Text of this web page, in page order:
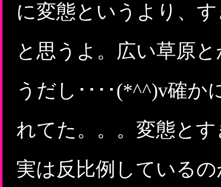
に変態というより、
と思うよ。広い草原
うだし････(*^^)v確
れてた。。。変態と
実は反比例している